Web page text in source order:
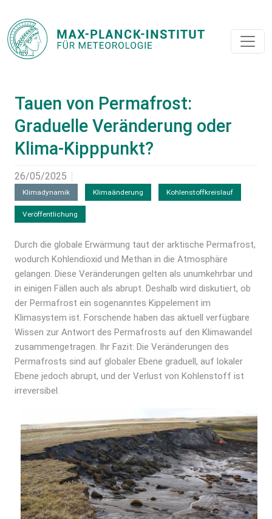
Tauen von Permafrost:
Graduelle Veränderung oder
Klima-Kipppunkt?
26/05/2025
Klimadynamik Klimaänderung Kohlenstoffkreislauf
Veröffentlichung
Durch die globale Erwärmung taut der arktische Permafrost,
wodurch Kohlendioxid und Methan in die Atmosphäre
gelangen. Diese Veränderungen gelten als unumkehrbar und
in einigen Fällen auch als abrupt. Deshalb wird diskutiert, ob
der Permafrost ein sogenanntes Kippelement im
Klimasystem ist. Forschende haben das aktuell verfügbare
Wissen zur Antwort des Permafrosts auf den Klimawandel
zusammengetragen. Ihr Fazit: Die Veränderungen des
Permafrosts sind auf globaler Ebene graduell, auf lokaler
Ebene jedoch abrupt, und der Verlust von Kohlenstoff ist
irreversibel.